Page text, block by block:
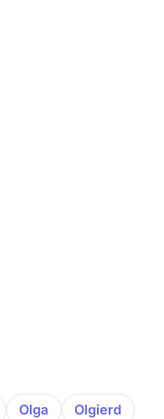
Olga Olgierd